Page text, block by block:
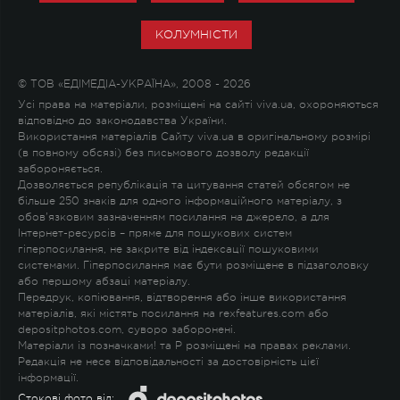
КОЛУМНІСТИ
© ТОВ «ЕДІМЕДІА-УКРАЇНА», 2008 - 2026
Усі права на матеріали, розміщені на сайті viva.ua, охороняються
відповідно до законодавства України.
Використання матеріалів Сайту viva.ua в оригінальному розмірі
(в повному обсязі) без письмового дозволу редакції
забороняється.
Дозволяється републікація та цитування статей обсягом не
більше 250 знаків для одного інформаційного матеріалу, з
обов'язковим зазначенням посилання на джерело, а для
Інтернет-ресурсів – пряме для пошукових систем
гіперпосилання, не закрите від індексації пошуковими
системами. Гіперпосилання має бути розміщене в підзаголовку
або першому абзаці матеріалу.
Передрук, копіювання, відтворення або інше використання
матеріалів, які містять посилання на rexfeatures.com або
depositphotos.com, суворо заборонені.
Матеріали із позначками! та P розміщені на правах реклами.
Редакція не несе відповідальності за достовірність цієї
інформації.